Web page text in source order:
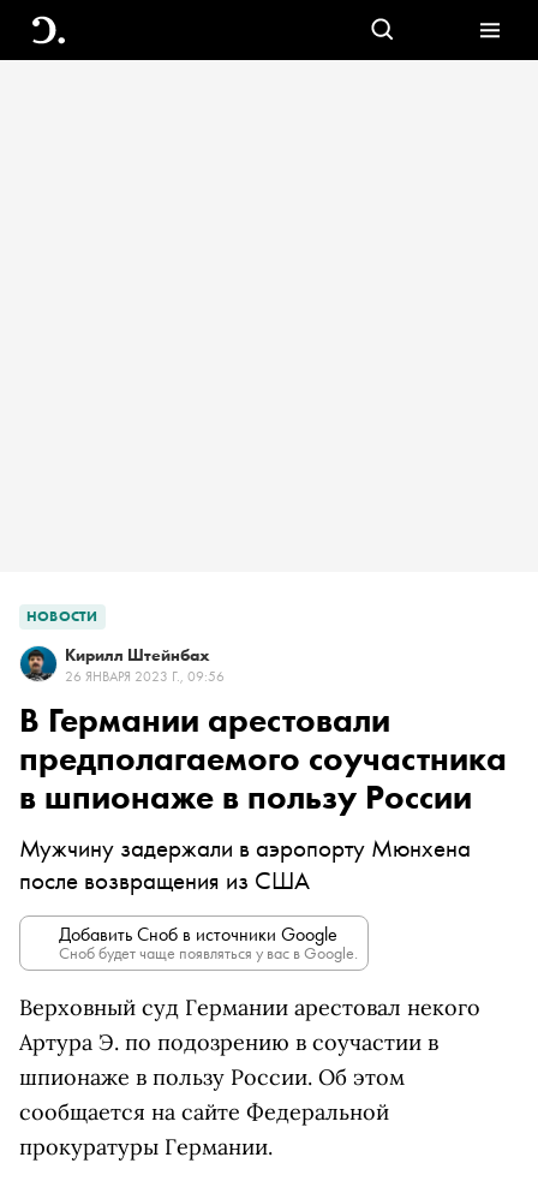
НОВОСТИ
Кирилл Штейнбах
26 ЯНВАРЯ 2023 Г., 09:56
В Германии арестовали
предполагаемого соучастника
в шпионаже в пользу России
Мужчину задержали в аэропорту Мюнхена
после возвращения из США
Добавить Сноб в источники Google
Сноб будет чаще появляться у вас в Google.
Верховный суд Германии арестовал некого
Артура Э. по подозрению в соучастии в
шпионаже в пользу России. Об этом
сообщается на сайте Федеральной
прокуратуры Германии.